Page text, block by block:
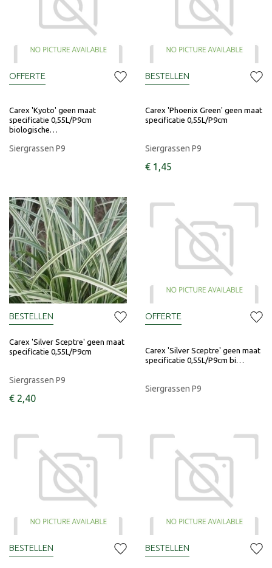
Carex 'Kyoto' geen maat
specificatie 0,55L/P9cm
biologische…
Siergrassen P9
OFFERTE
Carex 'Phoenix Green' geen maat
specificatie 0,55L/P9cm
Siergrassen P9
€ 1 ,45
BESTELLEN
Carex 'Silver Sceptre' geen maat
specificatie 0,55L/P9cm
Siergrassen P9
€ 2,40
BESTELLEN
Carex 'Silver Sceptre' geen maat
specificatie 0,55L/P9cm bi…
Siergrassen P9
OFFERTE
BESTELLEN BESTELLEN